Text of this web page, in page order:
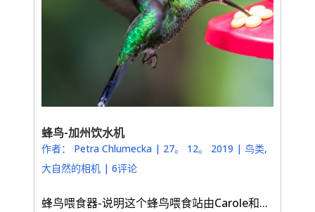
蜂鸟-加州饮水机
作者： Petra Chlumecka | 27。 12。 2019 |鸟类,
大自然的相机 |6评论
蜂鸟喂食器-说明这个蜂鸟喂食站由Carole和...